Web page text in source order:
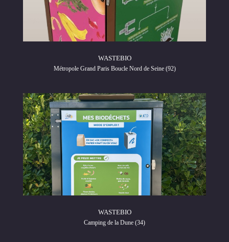
WASTEBIO
Métropole Grand Paris Boucle Nord de Seine (92)
WASTEBIO
Camping de la Dune (34)